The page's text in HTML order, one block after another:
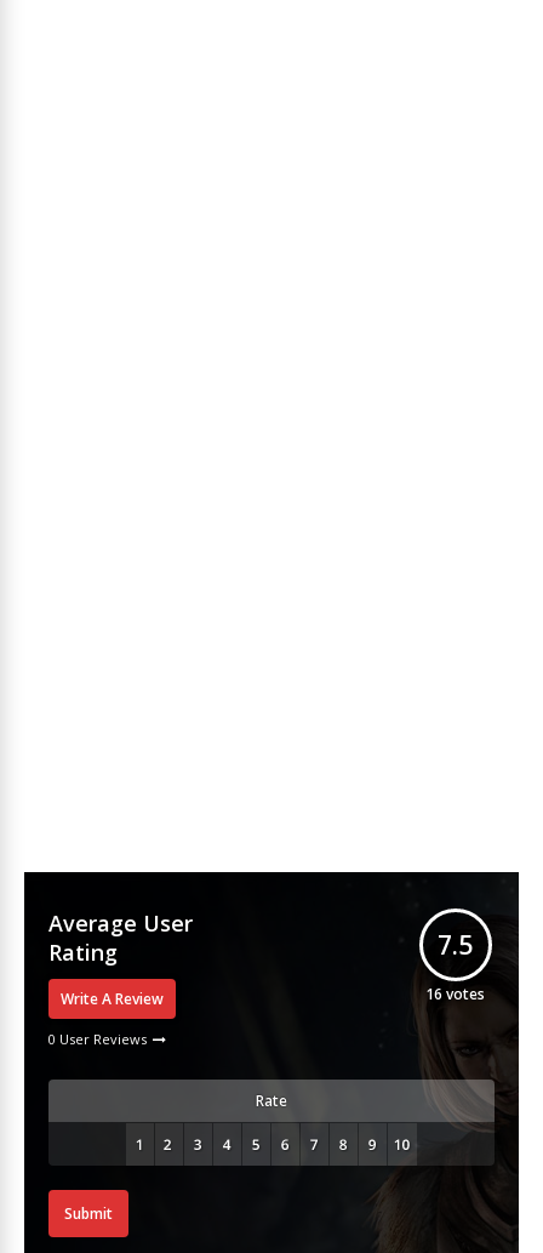
Average User
Rating
Write A Review
0 User Reviews
7.5
16 votes
Rate
Submit